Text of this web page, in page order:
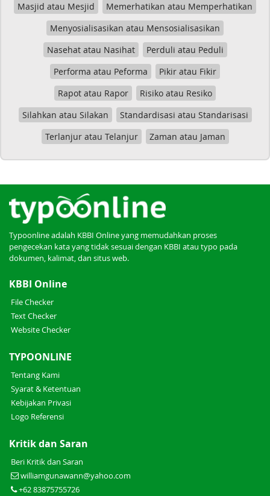
Masjid atau Mesjid
Memerhatikan atau Memperhatikan
Menyosialisasikan atau Mensosialisasikan
Nasehat atau Nasihat
Perduli atau Peduli
Performa atau Peforma
Pikir atau Fikir
Rapot atau Rapor
Risiko atau Resiko
Silahkan atau Silakan
Standardisasi atau Standarisasi
Terlanjur atau Telanjur
Zaman atau Jaman
Typoonline adalah KBBI Online yang memudahkan proses
pengecekan kata yang tidak sesuai dengan KBBI atau typo pada
dokumen, kalimat, dan situs web.
KBBI Online
File Checker
Text Checker
Website Checker
TYPOONLINE
Tentang Kami
Syarat & Ketentuan
Kebijakan Privasi
Logo Referensi
Kritik dan Saran
Beri Kritik dan Saran
williamgunawann@yahoo.com
+62 83875755726